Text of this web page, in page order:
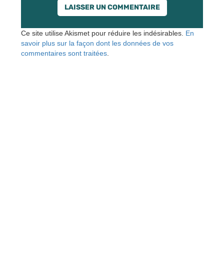
Ce site utilise Akismet pour réduire les indésirables. En
savoir plus sur la façon dont les données de vos
commentaires sont traitées